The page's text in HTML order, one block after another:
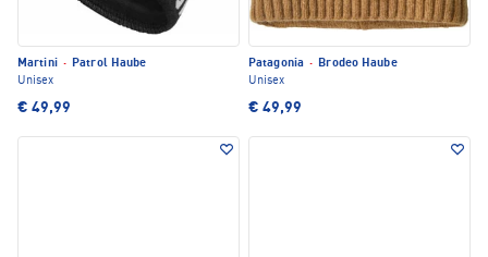
Martini · Patrol Haube
Unisex
€ 49,99
Patagonia · Brodeo Haube
Unisex
€ 49,99